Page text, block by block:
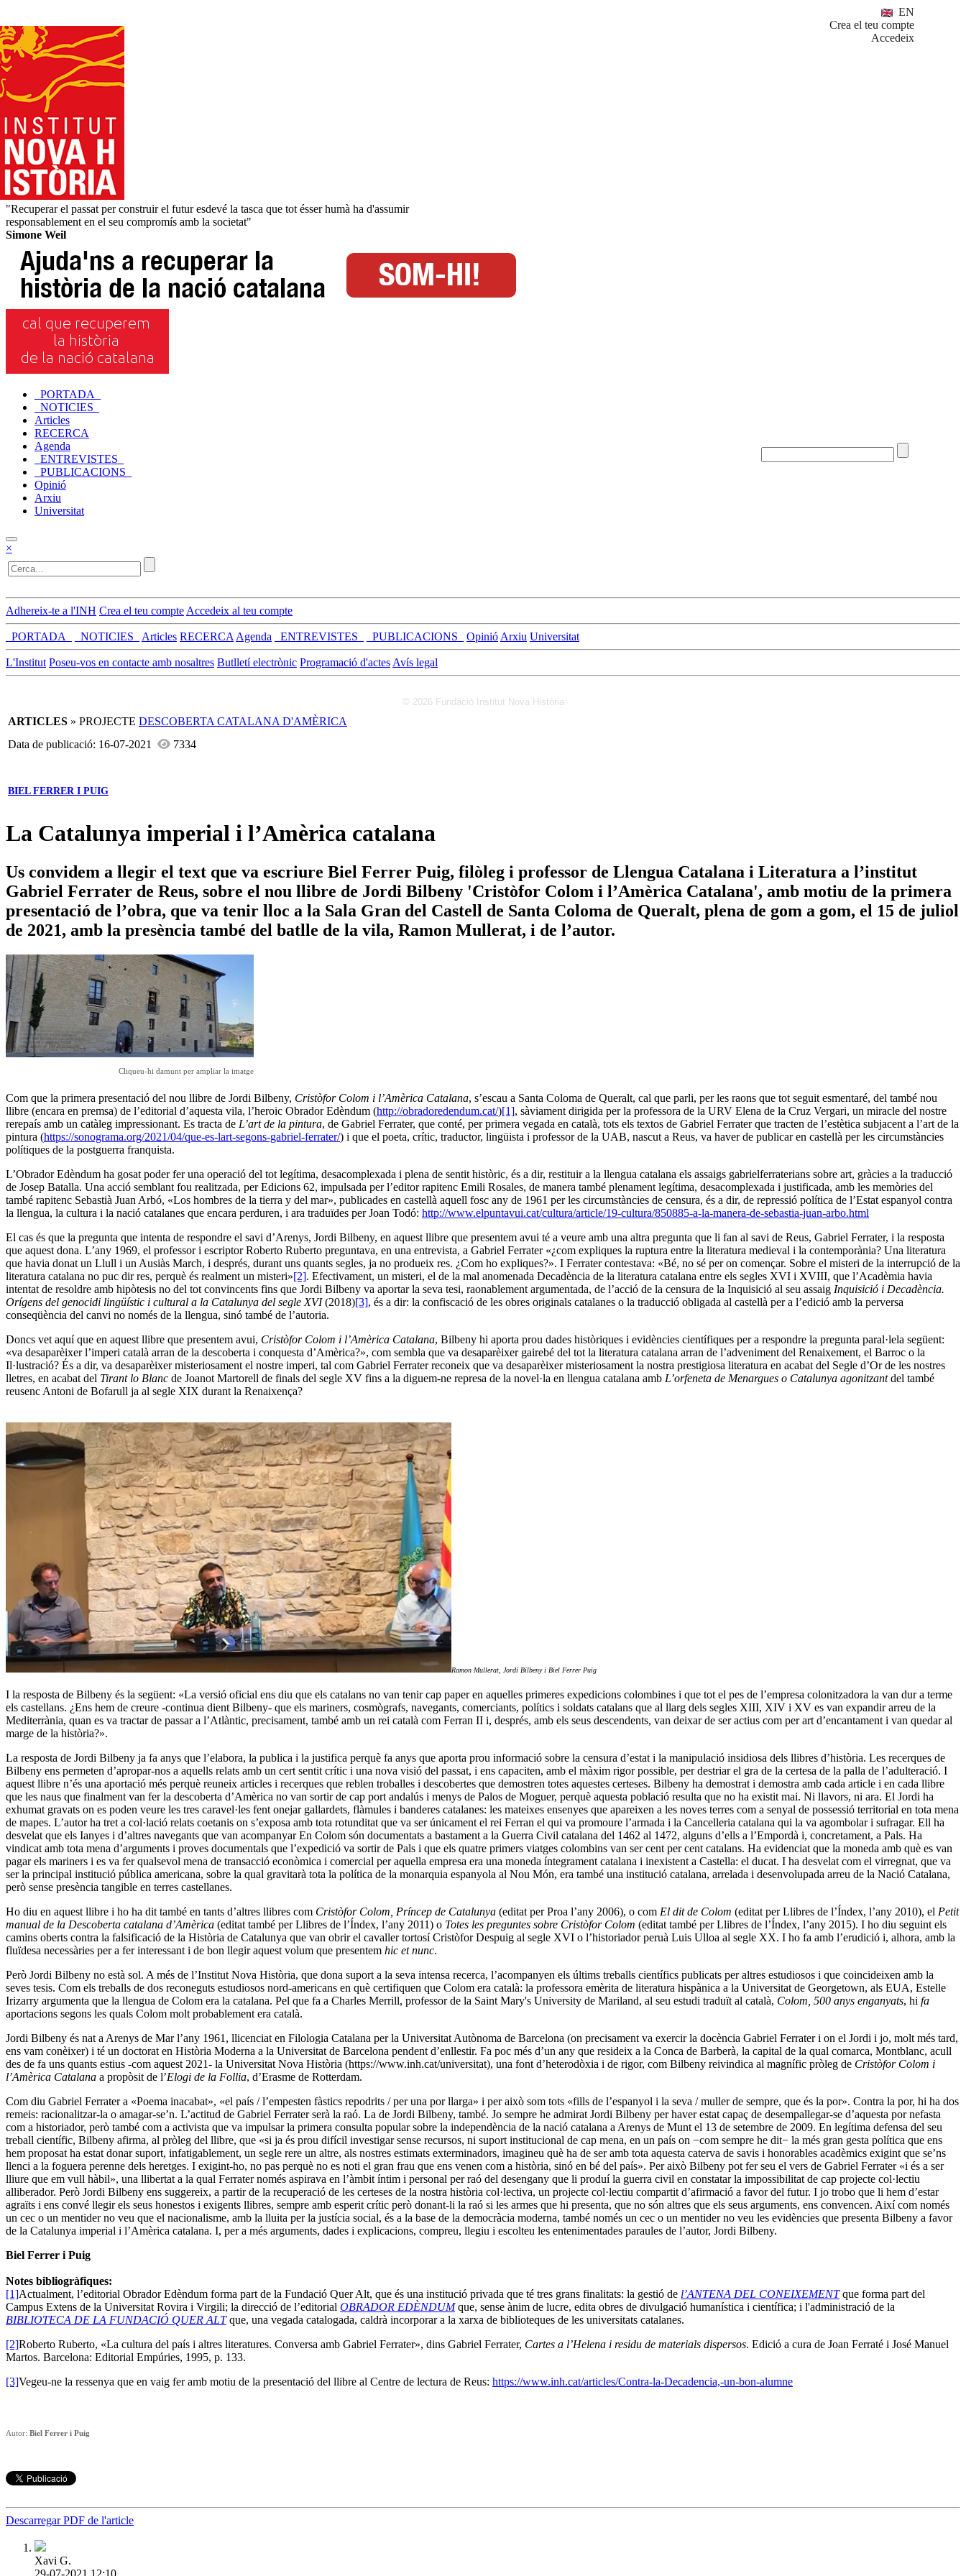
EN
Crea el teu compte
Accedeix
"Recuperar el passat per construir el futur esdevé la tasca que tot ésser humà ha d'assumir
responsablement en el seu compromís amb la societat"
Simone Weil
_PORTADA_
_NOTICIES_
Articles
RECERCA
Agenda
_ENTREVISTES_
_PUBLICACIONS_
Opinió
Arxiu
Universitat
×
Adhereix-te a l'INH Crea el teu compte Accedeix al teu compte
_PORTADA_ _NOTICIES_ Articles RECERCA Agenda _ENTREVISTES_ _PUBLICACIONS_ Opinió Arxiu Universitat
L'Institut Poseu-vos en contacte amb nosaltres Butlletí electrònic Programació d'actes Avís legal
© 2026 Fundació Institut Nova Història
ARTICLES » PROJECTE DESCOBERTA CATALANA D'AMÈRICA
Data de publicació: 16-07-2021
7334
BIEL FERRER I PUIG
La Catalunya imperial i l’Amèrica catalana
Us convidem a llegir el text que va escriure Biel Ferrer Puig, filòleg i professor de Llengua Catalana i Literatura a l’institut
Gabriel Ferrater de Reus, sobre el nou llibre de Jordi Bilbeny 'Cristòfor Colom i l’Amèrica Catalana', amb motiu de la primera
presentació de l’obra, que va tenir lloc a la Sala Gran del Castell de Santa Coloma de Queralt, plena de gom a gom, el 15 de juliol
de 2021, amb la presència també del batlle de la vila, Ramon Mullerat, i de l’autor.
Cliqueu-hi damunt per ampliar la imatge
Com que la primera presentació del nou llibre de Jordi Bilbeny, Cristòfor Colom i l’Amèrica Catalana, s’escau a Santa Coloma de Queralt, cal que parli, per les raons que tot seguit esmentaré, del també nou
llibre (encara en premsa) de l’editorial d’aquesta vila, l’heroic Obrador Edèndum (http://obradoredendum.cat/)[1], sàviament dirigida per la professora de la URV Elena de la Cruz Vergari, un miracle del nostre
rerepaís amb un catàleg impressionant. Es tracta de L’art de la pintura, de Gabriel Ferrater, que conté, per primera vegada en català, tots els textos de Gabriel Ferrater que tracten de l’estètica subjacent a l’art de la
pintura (https://sonograma.org/2021/04/que-es-lart-segons-gabriel-ferrater/) i que el poeta, crític, traductor, lingüista i professor de la UAB, nascut a Reus, va haver de publicar en castellà per les circumstàncies
polítiques de la postguerra franquista.
L’Obrador Edèndum ha gosat poder fer una operació del tot legítima, desacomplexada i plena de sentit històric, és a dir, restituir a la llengua catalana els assaigs gabrielferraterians sobre art, gràcies a la traducció
de Josep Batalla. Una acció semblant fou realitzada, per Edicions 62, impulsada per l’editor rapitenc Emili Rosales, de manera també plenament legítima, desacomplexada i justificada, amb les memòries del
també rapitenc Sebastià Juan Arbó, «Los hombres de la tierra y del mar», publicades en castellà aquell fosc any de 1961 per les circumstàncies de censura, és a dir, de repressió política de l’Estat espanyol contra
la llengua, la cultura i la nació catalanes que encara perduren, i ara traduïdes per Joan Todó: http://www.elpuntavui.cat/cultura/article/19-cultura/850885-a-la-manera-de-sebastia-juan-arbo.html
El cas és que la pregunta que intenta de respondre el savi d’Arenys, Jordi Bilbeny, en aquest llibre que presentem avui té a veure amb una altra pregunta que li fan al savi de Reus, Gabriel Ferrater, i la resposta
que aquest dona. L’any 1969, el professor i escriptor Roberto Ruberto preguntava, en una entrevista, a Gabriel Ferrater «¿com expliques la ruptura entre la literatura medieval i la contemporània? Una literatura
que havia donat un Llull i un Ausiàs March, i després, durant uns quants segles, ja no produeix res. ¿Com ho expliques?». I Ferrater contestava: «Bé, no sé per on començar. Sobre el misteri de la interrupció de la
literatura catalana no puc dir res, perquè és realment un misteri»[2]. Efectivament, un misteri, el de la mal anomenada Decadència de la literatura catalana entre els segles XVI i XVIII, que l’Acadèmia havia
intentat de resoldre amb hipòtesis no del tot convincents fins que Jordi Bilbeny va aportar la seva tesi, raonablement argumentada, de l’acció de la censura de la Inquisició al seu assaig Inquisició i Decadència.
Orígens del genocidi lingüístic i cultural a la Catalunya del segle XVI(2018)[3], és a dir: la confiscació de les obres originals catalanes o la traducció obligada al castellà per a l’edició amb la perversa
conseqüència del canvi no només de la llengua, sinó també de l’autoria.
Doncs vet aquí que en aquest llibre que presentem avui, Cristòfor Colom i l’Amèrica Catalana, Bilbeny hi aporta prou dades històriques i evidències científiques per a respondre la pregunta paral·lela següent:
«va desaparèixer l’imperi català arran de la descoberta i conquesta d’Amèrica?», com sembla que va desaparèixer gairebé del tot la literatura catalana arran de l’adveniment del Renaixement, el Barroc o la
Il·lustració? És a dir, va desaparèixer misteriosament el nostre imperi, tal com Gabriel Ferrater reconeix que va desaparèixer misteriosament la nostra prestigiosa literatura en acabat del Segle d’Or de les nostres
lletres, en acabat del Tirant lo Blanc de Joanot Martorell de finals del segle XV fins a la diguem-ne represa de la novel·la en llengua catalana amb L’orfeneta de Menargues o Catalunya agonitzantdel també
reusenc Antoni de Bofarull ja al segle XIX durant la Renaixença?
Ramon Mullerat, Jordi Bilbeny i Biel Ferrer Puig
I la resposta de Bilbeny és la següent: «La versió oficial ens diu que els catalans no van tenir cap paper en aquelles primeres expedicions colombines i que tot el pes de l’empresa colonitzadora la van dur a terme
els castellans. ¿Ens hem de creure -continua dient Bilbeny- que els mariners, cosmògrafs, navegants, comerciants, polítics i soldats catalans que al llarg dels segles XIII, XIV i XV es van expandir arreu de la
Mediterrània, quan es va tractar de passar a l’Atlàntic, precisament, també amb un rei català com Ferran II i, després, amb els seus descendents, van deixar de ser actius com per art d’encantament i van quedar al
marge de la història?».
La resposta de Jordi Bilbeny ja fa anys que l’elabora, la publica i la justifica perquè fa anys que aporta prou informació sobre la censura d’estat i la manipulació insidiosa dels llibres d’història. Les recerques de
Bilbeny ens permeten d’apropar-nos a aquells relats amb un cert sentit crític i una nova visió del passat, i ens capaciten, amb el màxim rigor possible, per destriar el gra de la certesa de la palla de l’adulteració. I
aquest llibre n’és una aportació més perquè reuneix articles i recerques que reblen troballes i descobertes que demostren totes aquestes certeses. Bilbeny ha demostrat i demostra amb cada article i en cada llibre
que les naus que finalment van fer la descoberta d’Amèrica no van sortir de cap port andalús i menys de Palos de Moguer, perquè aquesta població resulta que no ha existit mai. Ni llavors, ni ara. El Jordi ha
exhumat gravats on es poden veure les tres caravel·les fent onejar gallardets, flàmules i banderes catalanes: les mateixes ensenyes que apareixen a les noves terres com a senyal de possessió territorial en tota mena
de mapes. L’autor ha tret a col·lació relats coetanis on s’exposa amb tota rotunditat que va ser únicament el rei Ferran el qui va promoure l’armada i la Cancelleria catalana qui la va agombolar i sufragar. Ell ha
desvelat que els Ianyes i d’altres navegants que van acompanyar En Colom són documentats a bastament a la Guerra Civil catalana del 1462 al 1472, alguns d’ells a l’Empordà i, concretament, a Pals. Ha
vindicat amb tota mena d’arguments i proves documentals que l’expedició va sortir de Pals i que els quatre primers viatges colombins van ser cent per cent catalans. Ha evidenciat que la moneda amb què es van
pagar els mariners i es va fer qualsevol mena de transacció econòmica i comercial per aquella empresa era una moneda íntegrament catalana i inexistent a Castella: el ducat. I ha desvelat com el virregnat, que va
ser la principal institució pública americana, sobre la qual gravitarà tota la política de la monarquia espanyola al Nou Món, era també una institució catalana, arrelada i desenvolupada arreu de la Nació Catalana,
però sense presència tangible en terres castellanes.
Ho diu en aquest llibre i ho ha dit també en tants d’altres llibres com Cristòfor Colom, Príncep de Catalunya (editat per Proa l’any 2006), o com El dit de Colom (editat per Llibres de l’Índex, l’any 2010), el Petit
manual de la Descoberta catalana d’Amèrica (editat també per Llibres de l’Índex, l’any 2011) o Totes les preguntes sobre Cristòfor Colom (editat també per Llibres de l’Índex, l’any 2015). I ho diu seguint els
camins oberts contra la falsificació de la Història de Catalunya que van obrir el cavaller tortosí Cristòfor Despuig al segle XVI o l’historiador peruà Luis Ulloa al segle XX. I ho fa amb l’erudició i, alhora, amb la
fluïdesa necessàries per a fer interessant i de bon llegir aquest volum que presentem hic et nunc.
Però Jordi Bilbeny no està sol. A més de l’Institut Nova Història, que dona suport a la seva intensa recerca, l’acompanyen els últims treballs científics publicats per altres estudiosos i que coincideixen amb la
seves tesis. Com els treballs de dos reconeguts estudiosos nord-americans en què certifiquen que Colom era català: la professora emèrita de literatura hispànica a la Universitat de Georgetown, als EUA, Estelle
Irizarry argumenta que la llengua de Colom era la catalana. Pel que fa a Charles Merrill, professor de la Saint Mary's University de Mariland, al seu estudi traduït al català, Colom, 500 anys enganyats, hi fa
aportacions segons les quals Colom molt probablement era català.
Jordi Bilbeny és nat a Arenys de Mar l’any 1961, llicenciat en Filologia Catalana per la Universitat Autònoma de Barcelona (on precisament va exercir la docència Gabriel Ferrater i on el Jordi i jo, molt més tard,
ens vam conèixer) i té un doctorat en Història Moderna a la Universitat de Barcelona pendent d’enllestir. Fa poc més d’un any que resideix a la Conca de Barberà, la capital de la qual comarca, Montblanc, acull
des de fa uns quants estius -com aquest 2021- la Universitat Nova Història (https://www.inh.cat/universitat), una font d’heterodòxia i de rigor, com Bilbeny reivindica al magnífic pròleg de Cristòfor Colom i
l’Amèrica Catalana a propòsit de l’Elogi de la Follia, d’Erasme de Rotterdam.
Com diu Gabriel Ferrater a «Poema inacabat», «el país / l’empesten fàstics repodrits / per una por llarga» i per això som tots «fills de l’espanyol i la seva / muller de sempre, que és la por». Contra la por, hi ha dos
remeis: racionalitzar-la o amagar-se’n. L’actitud de Gabriel Ferrater serà la raó. La de Jordi Bilbeny, també. Jo sempre he admirat Jordi Bilbeny per haver estat capaç de desempallegar-se d’aquesta por nefasta
com a historiador, però també com a activista que va impulsar la primera consulta popular sobre la independència de la nació catalana a Arenys de Munt el 13 de setembre de 2009. En legítima defensa del seu
treball científic, Bilbeny afirma, al pròleg del llibre, que «si ja és prou difícil investigar sense recursos, ni suport institucional de cap mena, en un país on −com sempre he dit− la més gran gesta política que ens
hem proposat ha estat donar suport, infatigablement, un segle rere un altre, als nostres estimats exterminadors, imagineu què ha de ser amb tota aquesta caterva de savis i honorables acadèmics exigint que se’ns
llenci a la foguera perenne dels heretges. I exigint-ho, no pas perquè no es noti el gran frau que ens venen com a història, sinó en bé del país». Per això Bilbeny pot fer seu el vers de Gabriel Ferrater «i és a ser
lliure que em vull hàbil», una llibertat a la qual Ferrater només aspirava en l’àmbit íntim i personal per raó del desengany que li produí la guerra civil en constatar la impossibilitat de cap projecte col·lectiu
alliberador. Però Jordi Bilbeny ens suggereix, a partir de la recuperació de les certeses de la nostra història col·lectiva, un projecte col·lectiu compartit d’afirmació a favor del futur. I jo trobo que li hem d’estar
agraïts i ens convé llegir els seus honestos i exigents llibres, sempre amb esperit crític però donant-li la raó si les armes que hi presenta, que no són altres que els seus arguments, ens convencen. Així com només
un cec o un mentider no veu que el nacionalisme, amb la lluita per la justícia social, és a la base de la democràcia moderna, també només un cec o un mentider no veu les evidències que presenta Bilbeny a favor
de la Catalunya imperial i l’Amèrica catalana. I, per a més arguments, dades i explicacions, compreu, llegiu i escolteu les entenimentades paraules de l’autor, Jordi Bilbeny.
Biel Ferrer i Puig
Notes bibliogràfiques:
[1]Actualment, l’editorial Obrador Edèndum forma part de la Fundació Quer Alt, que és una institució privada que té tres grans finalitats: la gestió de l’ANTENA DEL CONEIXEMENT que forma part del
Campus Extens de la Universitat Rovira i Virgili; la direcció de l’editorial OBRADOR EDÈNDUM que, sense ànim de lucre, edita obres de divulgació humanística i científica; i l'administració de la
BIBLIOTECA DE LA FUNDACIÓ QUER ALT que, una vegada catalogada, caldrà incorporar a la xarxa de biblioteques de les universitats catalanes.
[2]Roberto Ruberto, «La cultura del país i altres literatures. Conversa amb Gabriel Ferrater», dins Gabriel Ferrater, Cartes a l’Helena i residu de materials dispersos. Edició a cura de Joan Ferraté i José Manuel
Martos. Barcelona: Editorial Empúries, 1995, p. 133.
[3]Vegeu-ne la ressenya que en vaig fer amb motiu de la presentació del llibre al Centre de lectura de Reus: https://www.inh.cat/articles/Contra-la-Decadencia,-un-bon-alumne
Autor: Biel Ferrer i Puig
Descarregar PDF de l'article
Xavi G.